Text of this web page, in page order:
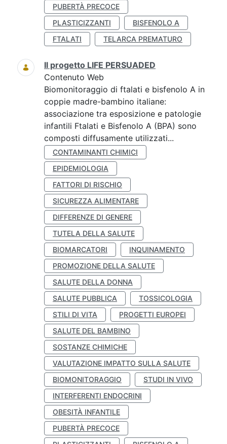
PUBERTÀ PRECOCE
PLASTICIZZANTI
BISFENOLO A
FTALATI
TELARCA PREMATURO
Il progetto LIFE PERSUADED
Contenuto Web
Biomonitoraggio di ftalati e bisfenolo A in
coppie madre-bambino italiane:
associazione tra esposizione e patologie
infantili Ftalati e Bisfenolo A (BPA) sono
composti diffusamente utilizzati...
CONTAMINANTI CHIMICI
EPIDEMIOLOGIA
FATTORI DI RISCHIO
SICUREZZA ALIMENTARE
DIFFERENZE DI GENERE
TUTELA DELLA SALUTE
BIOMARCATORI
INQUINAMENTO
PROMOZIONE DELLA SALUTE
SALUTE DELLA DONNA
SALUTE PUBBLICA
TOSSICOLOGIA
STILI DI VITA
PROGETTI EUROPEI
SALUTE DEL BAMBINO
SOSTANZE CHIMICHE
VALUTAZIONE IMPATTO SULLA SALUTE
BIOMONITORAGGIO
STUDI IN VIVO
INTERFERENTI ENDOCRINI
OBESITÀ INFANTILE
PUBERTÀ PRECOCE